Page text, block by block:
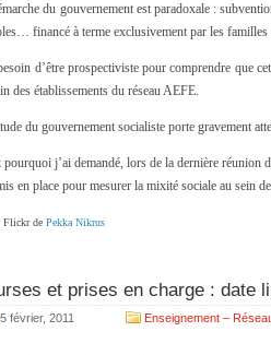
du gouvernement est paradoxale :
financé à terme exclusivement par les familles
d’être prospectiviste pour comprendre que
des établissements du réseau AEFE.
du gouvernement socialiste porte gravement
pourquoi j’ai demandé, lors de la dernière réunion
en place pour mesurer la mixité sociale au sein
Flickr de Pekka Nikrus
et prises en charge : date
février, 2011 Enseignement –